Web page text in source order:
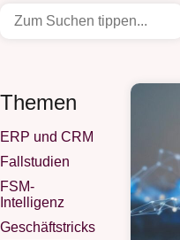
Themen
ERP und CRM
Fallstudien
FSM-
Intelligenz
Geschäftstricks